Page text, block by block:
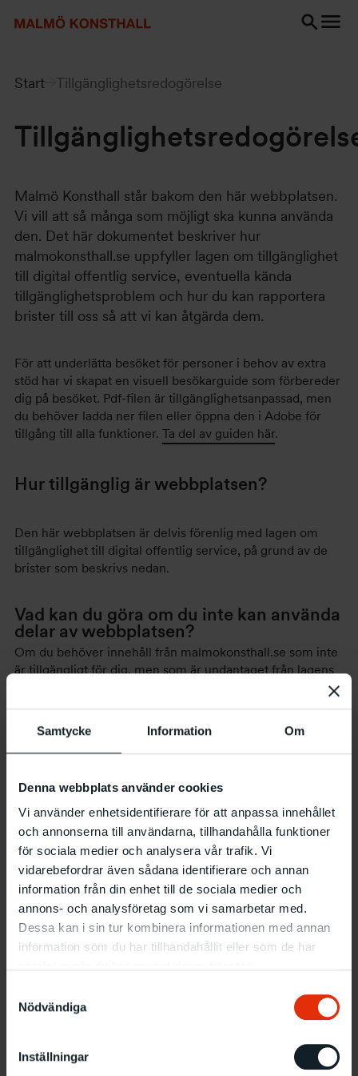
Samtycke Information Om
Denna webbplats använder cookies
Vi använder enhetsidentifierare för att anpassa innehållet
och annonserna till användarna, tillhandahålla funktioner
för sociala medier och analysera vår trafik. Vi
vidarebefordrar även sådana identifierare och annan
information från din enhet till de sociala medier och
annons- och analysföretag som vi samarbetar med.
Dessa kan i sin tur kombinera informationen med annan
information som du har tillhandahållit eller som de har
Nödvändiga
Inställningar
Start Tillgänglighetsredogörelse
Malmö Konsthall står bakom den här webbplatsen.
Vi vill att så många som möjligt ska kunna använda
den. Det här dokumentet beskriver hur
malmokonsthall.se uppfyller lagen om tillgänglighet
till digital offentlig service, eventuella kända
tillgänglighetsproblem och hur du kan rapportera
brister till oss så att vi kan åtgärda dem.
För att underlätta besöket för personer i behov av extra
stöd har vi skapat en visuell besökarguide som förbereder
dig på besöket. Pdf-filen är tillgänglighetsanpassad, men
du behöver ladda ner filen eller öppna den i Adobe för
tillgång till alla funktioner. Ta del av guiden här.
Hur tillgänglig är webbplatsen?
Den här webbplatsen är delvis förenlig med lagen om
tillgänglighet till digital offentlig service, på grund av de
brister som beskrivs nedan.
Vad kan du göra om du inte kan använda
delar av webbplatsen?
Om du behöver innehåll från malmokonsthall.se som inte
är tillgängligt för dig, men som är undantaget från lagens
meddela oss. Skicka e-post tillinfo.konsthall@malmo.se.
Rapportera brister i webbplatsens
Vi strävar hela tiden efter att förbättra webbplatsens
tillgänglighet. Om du upptäcker problem som inte är
beskrivna på den här sidan, eller om du anser att vi inte
uppfyller lagens krav, meddela oss så att vi får veta att
problemet finns. Skicka e-post där du beskriver
problemet, tillinfo.konsthall@malmo.se.
Tillsyn
Myndigheten för digital förvaltning har ansvaret för tillsyn
om bristande webbtillgänglighet eller din begäran om
tillgängliggörande av innehåll kan du anmäla till